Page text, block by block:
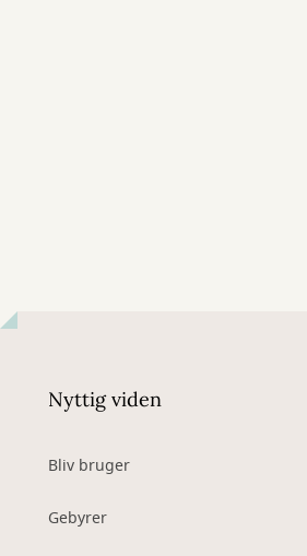
Nyttig viden
Bliv bruger
Gebyrer